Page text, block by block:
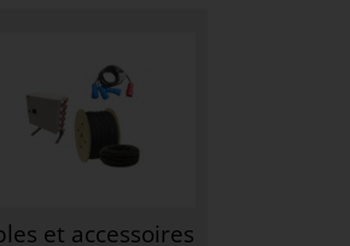
et accessoires